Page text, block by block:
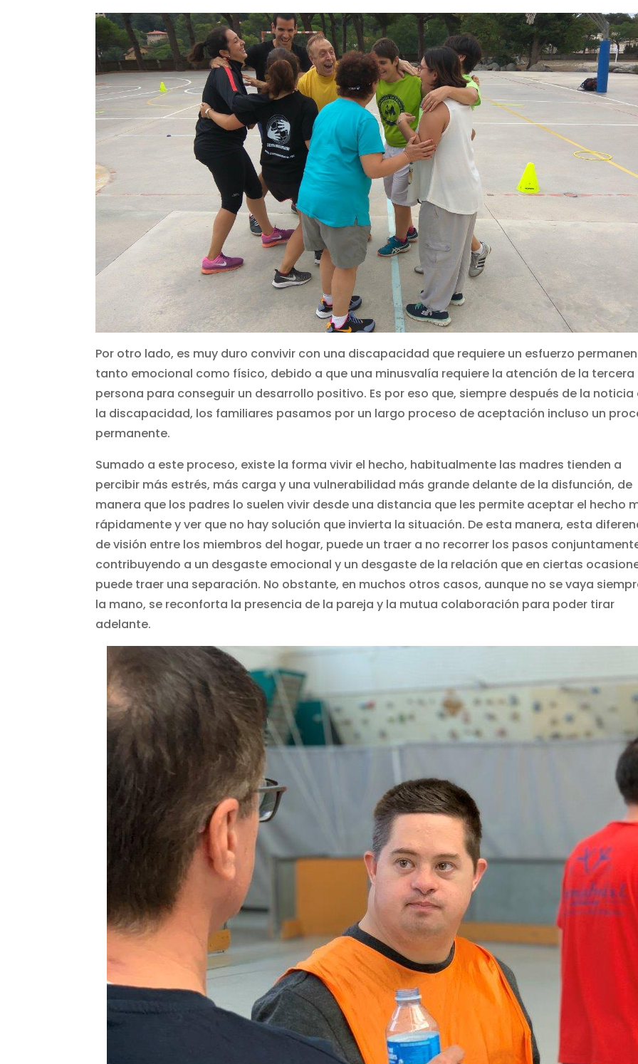
Por otro lado, es muy duro convivir con una discapacidad que requiere un esfuerzo
tanto emocional como físico, debido a que una minusvalía requiere la atención de la tercera
persona para conseguir un desarrollo positivo. Es por eso que, siempre después de la noticia
la discapacidad, los familiares pasamos por un largo proceso de aceptación incluso un
permanente.
Sumado a este proceso, existe la forma vivir el hecho, habitualmente las madres tienden a
percibir más estrés, más carga y una vulnerabilidad más grande delante de la disfunción, de
manera que los padres lo suelen vivir desde una distancia que les permite aceptar el hecho
rápidamente y ver que no hay solución que invierta la situación. De esta manera, esta
de visión entre los miembros del hogar, puede un traer a no recorrer los pasos
contribuyendo a un desgaste emocional y un desgaste de la relación que en ciertas
puede traer una separación. No obstante, en muchos otros casos, aunque no se vaya
la mano, se reconforta la presencia de la pareja y la mutua colaboración para poder tirar
adelante.